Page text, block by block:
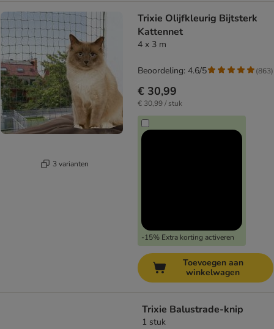
3 varianten
Trixie Olijfkleurig Bijtsterk
Kattennet
4 x 3 m
€ 30,99
€ 30,99 / stuk
-15% Extra korting activeren
Beoordeling: 4.6/5 (863)
Toevoegen aan
winkelwagen
Trixie Balustrade-knip
1 stuk